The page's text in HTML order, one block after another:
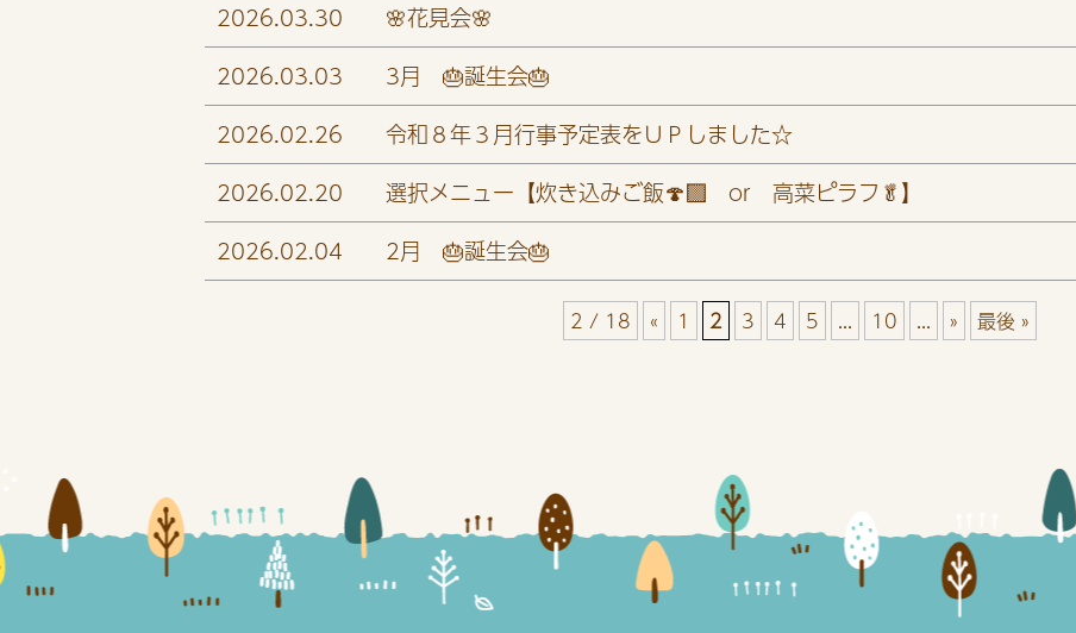
2026.03.30
🌸花見会🌸
2026.03.03
3月 🎂誕生会🎂
2026.02.26
令和８年３月行事予定表をＵＰしました☆
2026.02.20
選択メニュー【炊き込みご飯🍄‍🟫 or 高菜ピラフ🥬】
2026.02.04
2月 🎂誕生会🎂
2 / 18 « 1 2 3 4 5 ... 10 ... » 最後 »